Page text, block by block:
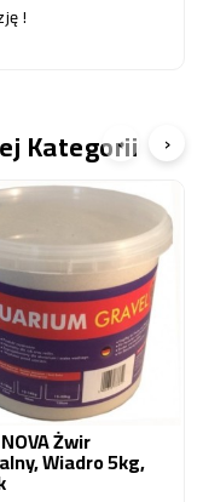
!
Kategorii
Żwir
Wiadro 5kg,
‹ ›